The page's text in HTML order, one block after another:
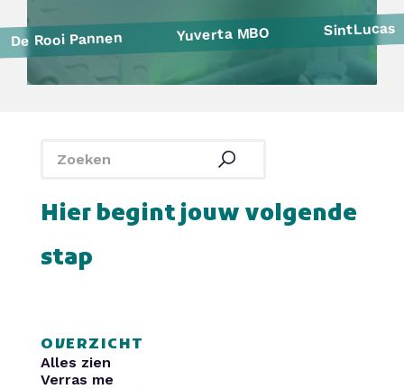
De Rooi Pannen Yuverta MBO SintLucas
HAVO Voorlichtingen
De Rooi Pannen Yuverta MBO SintLucas
HAVO Voorlichtingen
Hier begint jouw volgende
stap
OVERZICHT
Alles zien
Verras me